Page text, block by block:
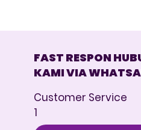
FAST RESPON
KAMI VIA
Customer Service
1